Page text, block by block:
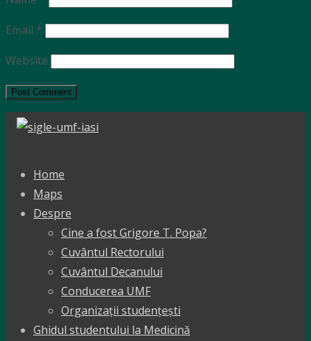
Email *
Website
Home
Maps
Despre
Cine a fost Grigore T. Popa?
Cuvântul Rectorului
Cuvântul Decanului
Conducerea UMF
Organizații studențești
Ghidul studentului la Medicină